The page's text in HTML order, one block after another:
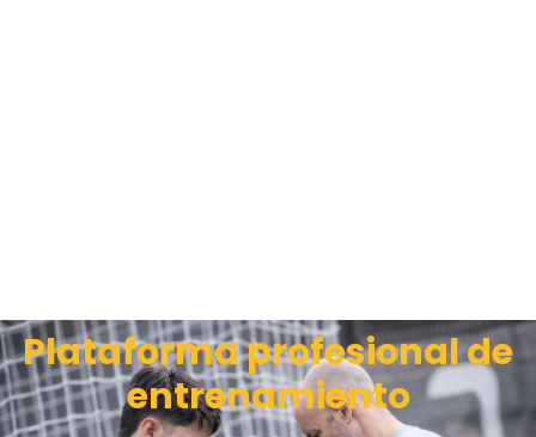
Plataforma profesional de
entrenamiento